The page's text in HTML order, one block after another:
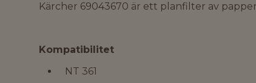
Kärcher 69043670 är ett planfilter av
Kompatibilitet
NT 361